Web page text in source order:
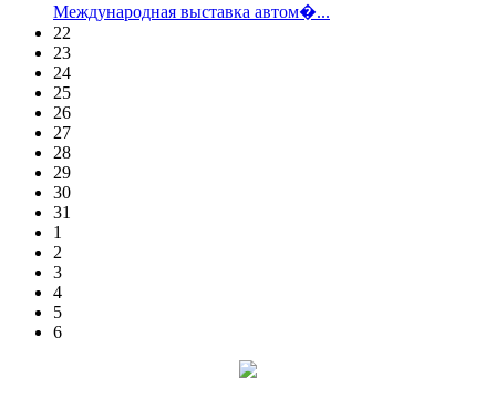
Международная выставка автом�...
22
23
24
25
26
27
28
29
30
31
1
2
3
4
5
6